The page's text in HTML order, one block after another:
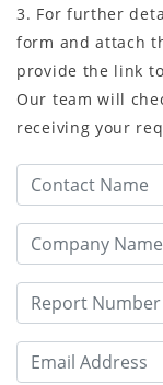
3. For further
form and attach
provide the link
Our team will
receiving your